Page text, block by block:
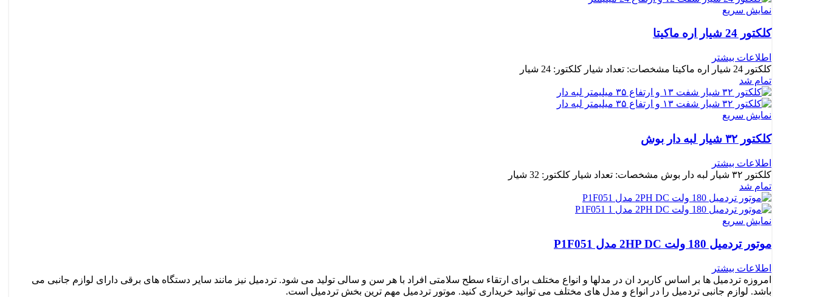
نمایش سریع
کلکتور 24 شیار اره ماکیتا
اطلاعات بیشتر
کلکتور 24 شیار اره ماکیتا مشخصات: تعداد شیار کلکتور: 24 شیار
تمام شد
نمایش سریع
کلکتور ۳۲ شیار لبه دار بوش
اطلاعات بیشتر
کلکتور ۳۲ شیار لبه دار بوش مشخصات: تعداد شیار کلکتور: 32 شیار
تمام شد
نمایش سریع
موتور تردمیل 180 ولت 2HP DC مدل P1F051
اطلاعات بیشتر
امروزه تردمیل ها بر اساس کاربرد ان در مدلها و انواع مختلف برای ارتقاء سطح سلامتی افراد با هر سن و سالی تولید می شود. تردمیل نیز مانند سایر دستگاه های برقی دارای لوازم جانبی می
باشد. لوازم جانبی تردمیل را در انواع و مدل های مختلف می توانید خریداری کنید. موتور تردمیل مهم ترین بخش تردمیل است.